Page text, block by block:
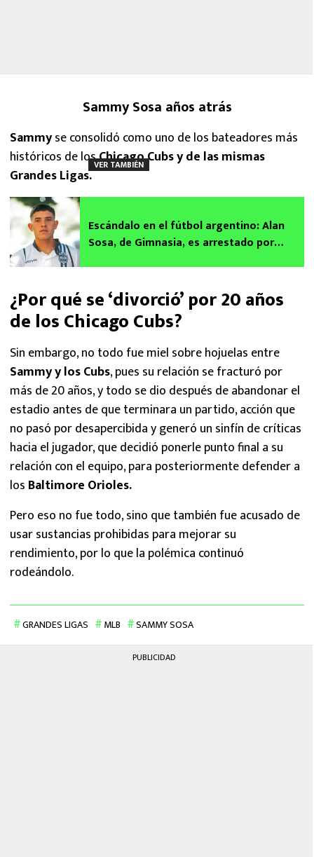
Sammy Sosa años atrás
Sammyse consolidó como uno de los bateadores más
históricos de losChicago Cubs y de las mismas
Grandes Ligas.
VER TAMBIÉN
Escándalo en el fútbol argentino: Alan
Sosa, de Gimnasia, es arrestado por
¿Por qué se ‘divorció’ por 20 años
de los Chicago Cubs?
Sin embargo, no todo fue miel sobre hojuelas entre
Sammy y los Cubs, pues su relación se fracturó por
más de 20 años, y todo se dio después de abandonar el
estadio antes de que terminara un partido, acción que
no pasó por desapercibida y generó un sinfín de críticas
hacia el jugador, que decidió ponerle punto final a su
relación con el equipo, para posteriormente defender a
los Baltimore Orioles.
Pero eso no fue todo, sino que también fue acusado de
usar sustancias prohibidas para mejorar su
rendimiento, por lo que la polémica continuó
rodeándolo.
GRANDES LIGAS MLB SAMMY SOSA
PUBLICIDAD